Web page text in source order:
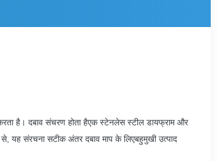
है। दबाव संचरण होता हैएक स्टेनलेस स्टील डायफ्राम और
से, यह संरचना सटीक अंतर दबाव माप के लिएबहुमुखी उत्पाद